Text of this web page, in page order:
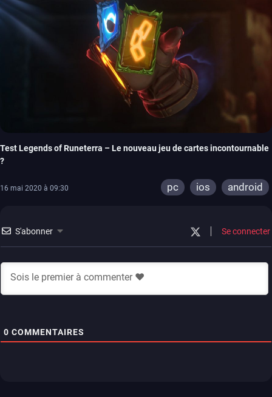
Test Legends of Runeterra – Le nouveau jeu de cartes incontournable
?
16 mai 2020 à 09:30 pc ios android
S'abonner Se connecter
0 COMMENTAIRES